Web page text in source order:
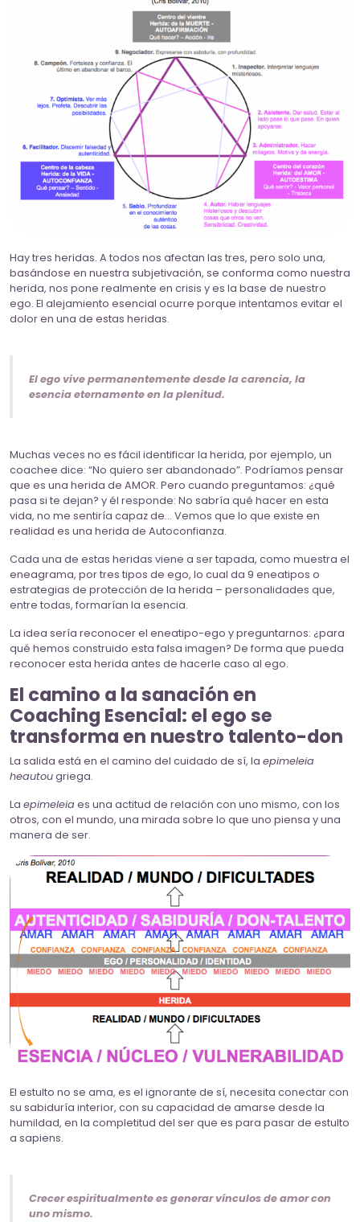
Hay tres heridas. A todos nos afectan las tres, pero solo una,
basándose en nuestra subjetivación, se conforma como nuestra
herida, nos pone realmente en crisis y es la base de nuestro
ego. El alejamiento esencial ocurre porque intentamos evitar el
dolor en una de estas heridas.
El ego vive permanentemente desde la carencia, la
esencia eternamente en la plenitud.
Muchas veces no es fácil identificar la herida, por ejemplo, un
coachee dice: “No quiero ser abandonado”. Podríamos pensar
que es una herida de AMOR. Pero cuando preguntamos: ¿qué
pasa si te dejan? y él responde: No sabría qué hacer en esta
vida, no me sentiría capaz de… Vemos que lo que existe en
realidad es una herida de Autoconfianza.
Cada una de estas heridas viene a ser tapada, como muestra el
eneagrama, por tres tipos de ego, lo cual da 9 eneatipos o
estrategias de protección de la herida – personalidades que,
entre todas, formarían la esencia.
La idea sería reconocer el eneatipo-ego y preguntarnos: ¿para
qué hemos construido esta falsa imagen? De forma que pueda
reconocer esta herida antes de hacerle caso al ego.
El camino a la sanación en
Coaching Esencial: el ego se
transforma en nuestro talento-don
La salida está en el camino del cuidado de sí, la epimeleia
heautougriega.
La epimeleiaes una actitud de relación con uno mismo, con los
otros, con el mundo, una mirada sobre lo que uno piensa y una
manera de ser.
El estulto no se ama, es el ignorante de sí, necesita conectar con
su sabiduría interior, con su capacidad de amarse desde la
humildad, en la completitud del ser que es para pasar de estulto
a sapiens.
Crecer espiritualmente es generar vínculos de amor con
uno mismo.